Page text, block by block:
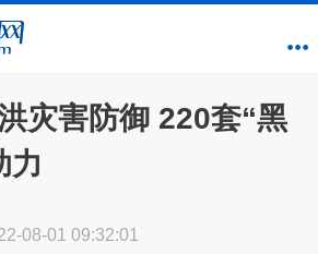
灾害防御 220套“黑
力
08-01 09:32:01